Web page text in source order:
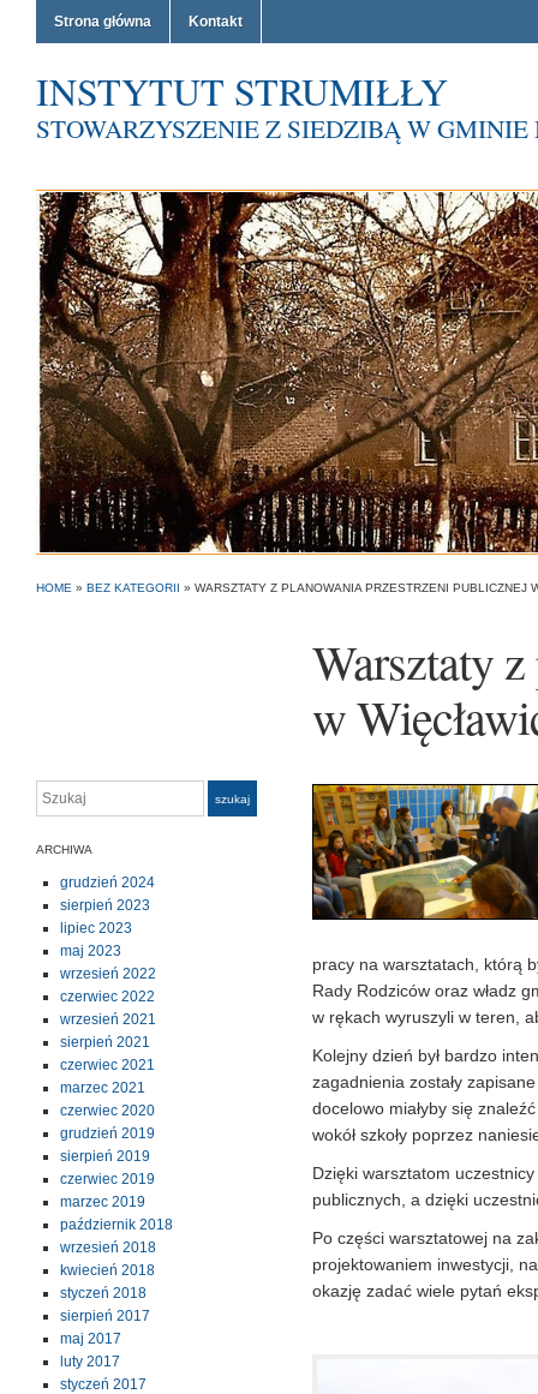
Strona główna Kontakt
INSTYTUT STRUMIŁŁY
STOWARZYSZENIE Z SIEDZIBĄ W
HOME » BEZ KATEGORII » WARSZTATY Z PLANOWANIA PRZESTRZENI PUBLICZNEJ
Warsztaty
w
Szukaj szukaj
ARCHIWA
grudzień 2024
sierpień 2023
lipiec 2023
maj 2023
wrzesień 2022
czerwiec 2022
wrzesień 2021
sierpień 2021
czerwiec 2021
marzec 2021
czerwiec 2020
grudzień 2019
sierpień 2019
czerwiec 2019
marzec 2019
październik 2018
wrzesień 2018
kwiecień 2018
styczeń 2018
sierpień 2017
maj 2017
luty 2017
styczeń 2017
pracy na warsztatach, którą
Rady Rodziców oraz władz
w rękach wyruszyli w teren,
Kolejny dzień był bardzo
zagadnienia zostały
docelowo miałyby się
wokół szkoły poprzez
Dzięki warsztatom
publicznych, a dzięki
Po części warsztatowej na
projektowaniem inwestycji,
okazję zadać wiele pytań